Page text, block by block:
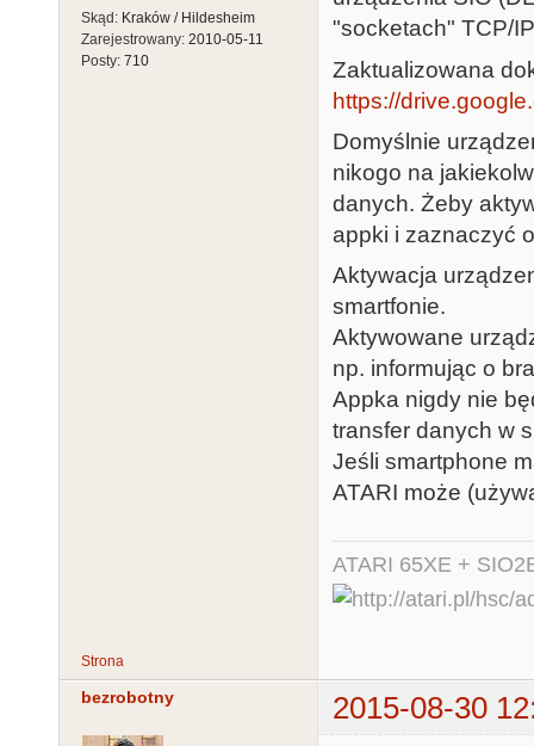
Skąd: Kraków / Hildesheim
Zarejestrowany: 2010-05-11
Posty: 710
"socketach" TCP/
Zaktualizowana
https://
Domyślnie
nikogo na
danych. Żeby
appki i zaznaczyć
Aktywacja
smartfonie.
Aktywowane
np. informując o
Appka nigdy nie
transfer danych w
Jeśli smartphone
ATARI może
ATARI 65XE +
Strona
bezrobotny 2015-08-30